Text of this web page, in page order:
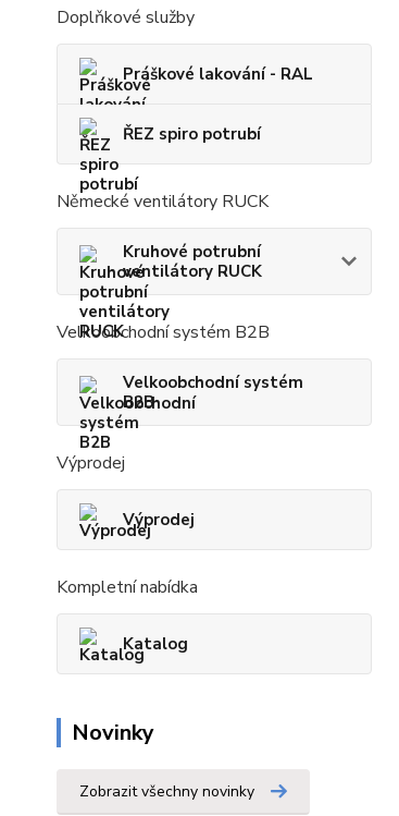
Doplňkové služby
Práškové lakování - RAL
ŘEZ spiro potrubí
Německé ventilátory RUCK
Kruhové potrubní
ventilátory RUCK
Velkoobchodní systém B2B
Velkoobchodní systém
B2B
Výprodej
Výprodej
Kompletní nabídka
Katalog
Novinky
Zobrazit všechny novinky